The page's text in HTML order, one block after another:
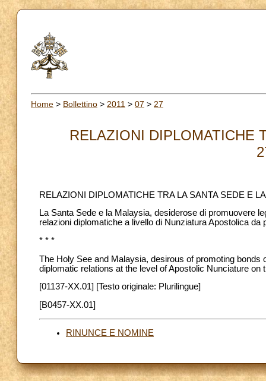
Home > Bollettino > 2011 > 07 > 27
RELAZIONI DIPLOMATICHE
RELAZIONI DIPLOMATICHE TRA LA SANTA SEDE E
La Santa Sede e la Malaysia, desiderose di promuovere
relazioni diplomatiche a livello di Nunziatura Apostolica
* * *
The Holy See and Malaysia, desirous of promoting
diplomatic relations at the level of Apostolic Nunciature
[01137-XX.01] [Testo originale: Plurilingue]
[B0457-XX.01]
RINUNCE E NOMINE